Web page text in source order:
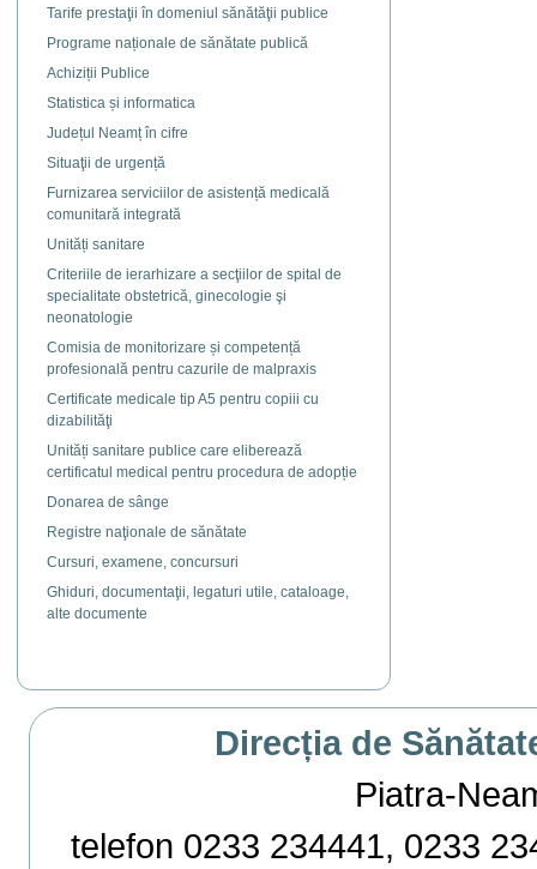
Tarife prestaţii în domeniul sănătăţii publice
Programe naționale de sănătate publică
Achiziții Publice
Statistica și informatica
Județul Neamț în cifre
Situaţii de urgență
Furnizarea serviciilor de asistență medicală
comunitară integrată
Unități sanitare
Criteriile de ierarhizare a secţiilor de spital de
specialitate obstetrică, ginecologie şi
neonatologie
Comisia de monitorizare și competență
profesională pentru cazurile de malpraxis
Certificate medicale tip A5 pentru copiii cu
dizabilităţi
Unități sanitare publice care eliberează
certificatul medical pentru procedura de adopție
Donarea de sânge
Registre naţionale de sănătate
Cursuri, examene, concursuri
Ghiduri, documentaţii, legaturi utile, cataloage,
alte documente
Direcția de
Piatra-
telefon 0233 234441, 0233